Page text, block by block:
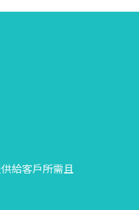
給客戶所需且